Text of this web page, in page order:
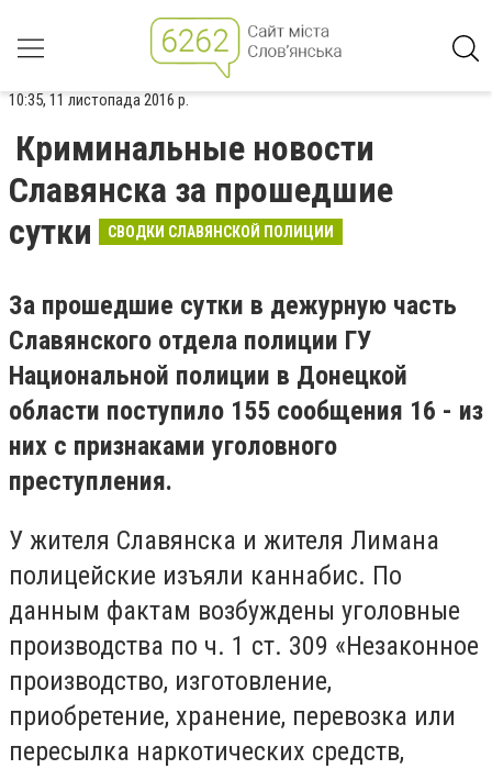
10:35, 11 листопада 2016 р.
Криминальные новости
Славянска за прошедшие
сутки
СВОДКИ СЛАВЯНСКОЙ ПОЛИЦИИ
За прошедшие сутки в дежурную часть
Славянского отдела полиции ГУ
Национальной полиции в Донецкой
области поступило 155 сообщения 16 - из
них с признаками уголовного
преступления.
У жителя Славянска и жителя Лимана
полицейские изъяли каннабис. По
данным фактам возбуждены уголовные
производства по ч. 1 ст. 309 «Незаконное
производство, изготовление,
приобретение, хранение, перевозка или
пересылка наркотических средств,